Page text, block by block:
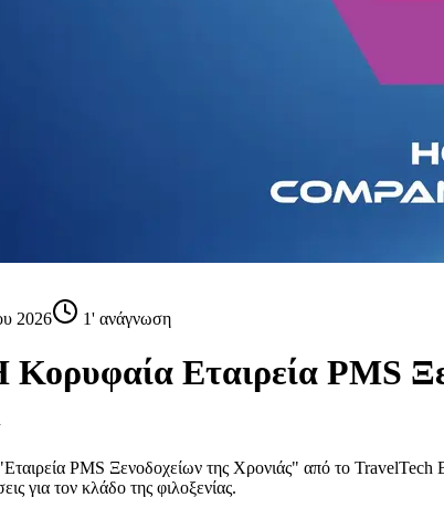
2026 1' ανάγνωση
Εταιρεία PMS
PMS Ξενοδοχείων της Χρονιάς" από το TravelTech
για τον κλάδο της φιλοξενίας.